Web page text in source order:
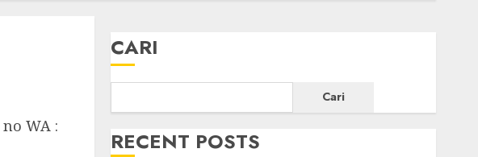
no WA :
CARI
Cari
RECENT POSTS